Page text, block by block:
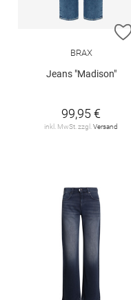
BRAX
Jeans "Madison"
99,95 €
inkl. MwSt. zzgl. Versand